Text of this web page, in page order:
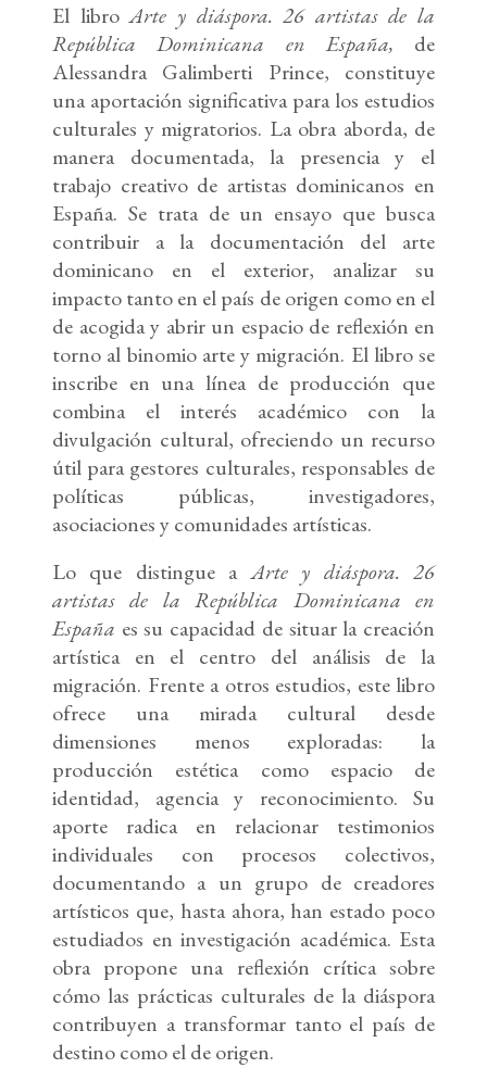
El libroArte y diáspora. 26 artistas de la
República Dominicana en España, de
Alessandra Galimberti Prince, constituye
una aportación significativa para los estudios
culturales y migratorios. La obra aborda, de
manera documentada, la presencia y el
trabajo creativo de artistas dominicanos en
España. Se trata de un ensayo que busca
contribuir a la documentación del arte
dominicano en el exterior, analizar su
impacto tanto en el país de origen como en el
de acogida y abrir un espacio de reflexión en
torno al binomio arte y migración. El libro se
inscribe en una línea de producción que
combina el interés académico con la
divulgación cultural, ofreciendo un recurso
útil para gestores culturales, responsables de
políticas públicas, investigadores,
asociaciones y comunidades artísticas.
Lo que distingue aArte y diáspora. 26
artistas de la República Dominicana en
España es su capacidad de situar la creación
artística en el centro del análisis de la
migración. Frente a otros estudios, este libro
ofrece una mirada cultural desde
dimensiones menos exploradas: la
producción estética como espacio de
identidad, agencia y reconocimiento. Su
aporte radica en relacionar testimonios
individuales con procesos colectivos,
documentando a un grupo de creadores
artísticos que, hasta ahora, han estado poco
estudiados en investigación académica. Esta
obra propone una reflexión crítica sobre
cómo las prácticas culturales de la diáspora
contribuyen a transformar tanto el país de
destino como el de origen.